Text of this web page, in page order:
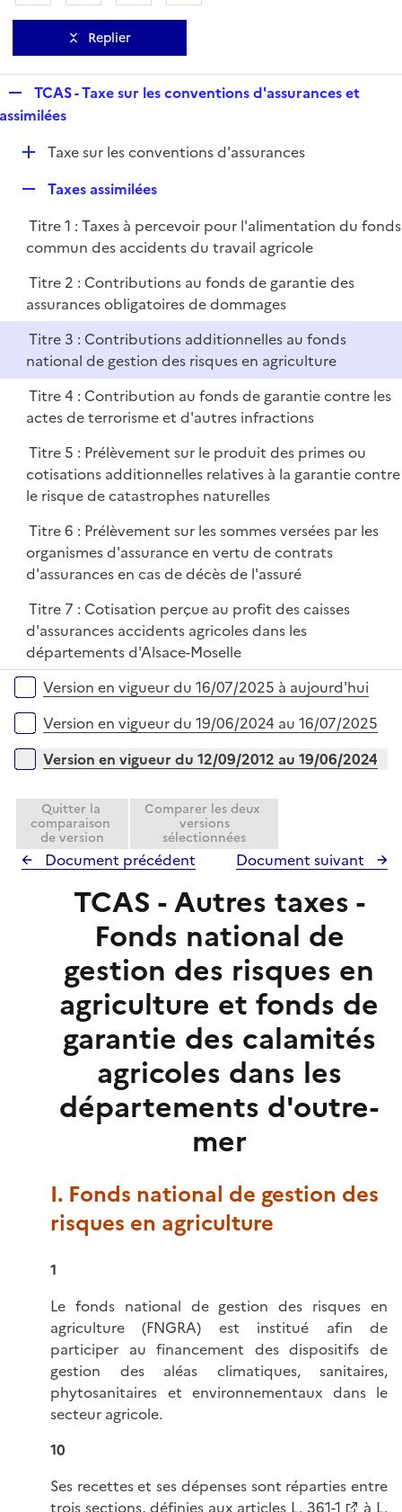
Replier
e
l
r
TCAS - Taxe sur les conventions d'assurances et
assimilées
D
l
i
e
r
Taxe sur les conventions d'assurances
p
l
i
r
Taxes assimilées
Titre 1 : Taxes à percevoir pour l'alimentation du fonds
commun des accidents du travail agricole
Titre 2 : Contributions au fonds de garantie des
assurances obligatoires de dommages
Titre 3 : Contributions additionnelles au fonds
national de gestion des risques en agriculture
Titre 4 : Contribution au fonds de garantie contre les
actes de terrorisme et d'autres infractions
Titre 5 : Prélèvement sur le produit des primes ou
cotisations additionnelles relatives à la garantie contre
le risque de catastrophes naturelles
Titre 6 : Prélèvement sur les sommes versées par les
organismes d'assurance en vertu de contrats
d'assurances en cas de décès de l'assuré
Titre 7 : Cotisation perçue au profit des caisses
d'assurances accidents agricoles dans les
départements d'Alsace-Moselle
Versions sur la période
Version en vigueur du 16/07/2025 à aujourd'hui
Version en vigueur du 19/06/2024 au 16/07/2025
Version en vigueur du 12/09/2012 au 19/06/2024
Quitter la
comparaison
de version
Comparer les deux
versions
sélectionnées
Document précédent Document suivant
TCAS - Autres taxes -
Fonds national de
gestion des risques en
agriculture et fonds de
garantie des calamités
agricoles dans les
départements d'outre-
mer
I. Fonds national de gestion des
risques en agriculture
1
Le fonds national de gestion des risques en
agriculture (FNGRA) est institué afin de
participer au financement des dispositifs de
gestion des aléas climatiques, sanitaires,
phytosanitaires et environnementaux dans le
secteur agricole.
10
Ses recettes et ses dépenses sont réparties entre